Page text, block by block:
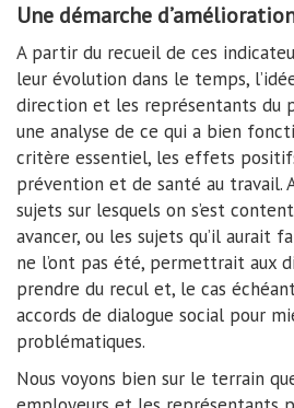
Une démarche
A partir du recueil de ces
leur évolution dans le temps,
direction et les représentants du
une analyse de ce qui a bien
critère essentiel, les effets
prévention et de santé au travail.
sujets sur lesquels on s’est
avancer, ou les sujets qu’il aurait
ne l’ont pas été, permettrait aux
prendre du recul et, le cas
accords de dialogue social pour
problématiques.
Nous voyons bien sur le terrain